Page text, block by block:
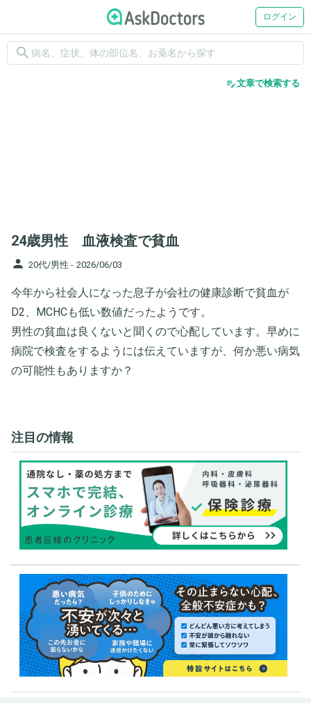
ログイン
search
edit_note文章で検索する
24歳男性 血液検査で貧血
person 20代/男性 - 2026/06/03
今年から社会人になった息子が会社の健康診断で貧血が
D2、MCHCも低い数値だったようです。
男性の貧血は良くないと聞くので心配しています。早めに
病院で検査をするようには伝えていますが、何か悪い病気
の可能性もありますか？
注目の情報